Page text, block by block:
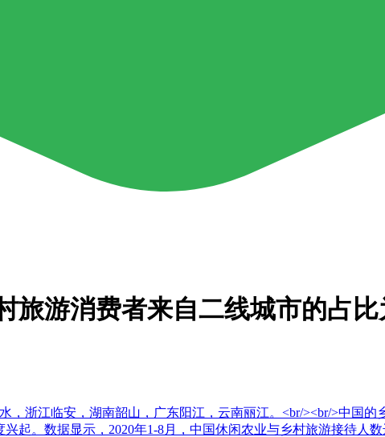
旅游消费者来自二线城市的占比
浙江临安，湖南韶山，广东阳江，云南丽江。<br/><br/>中国
起。数据显示，2020年1-8月，中国休闲农业与乡村旅游接待人数